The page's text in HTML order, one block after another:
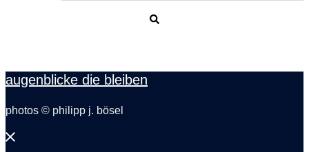
augenblicke die bleiben
photos © philipp j. bösel
Menü